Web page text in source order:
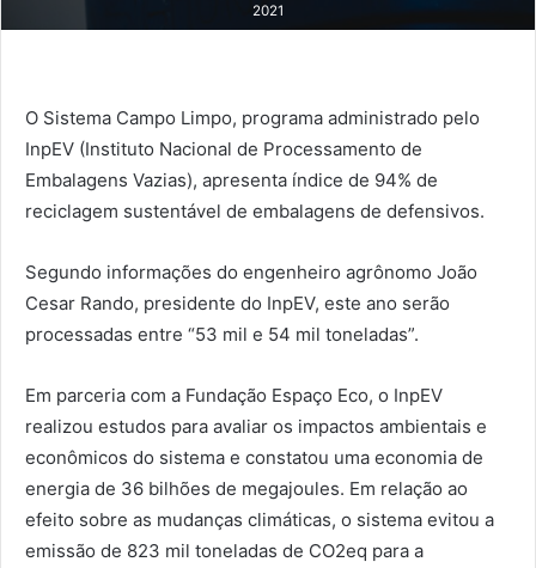
2021
O Sistema Campo Limpo, programa administrado pelo
InpEV (Instituto Nacional de Processamento de
Embalagens Vazias), apresenta índice de 94% de
reciclagem sustentável de embalagens de defensivos.
Segundo informações do engenheiro agrônomo João
Cesar Rando, presidente do InpEV, este ano serão
processadas entre “53 mil e 54 mil toneladas”.
Em parceria com a Fundação Espaço Eco, o InpEV
realizou estudos para avaliar os impactos ambientais e
econômicos do sistema e constatou uma economia de
energia de 36 bilhões de megajoules. Em relação ao
efeito sobre as mudanças climáticas, o sistema evitou a
emissão de 823 mil toneladas de CO2eq para a